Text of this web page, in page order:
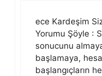
ece Kardeşim
Yorumu Şöyle :
sonucunu
başlamaya,
başlangıçların